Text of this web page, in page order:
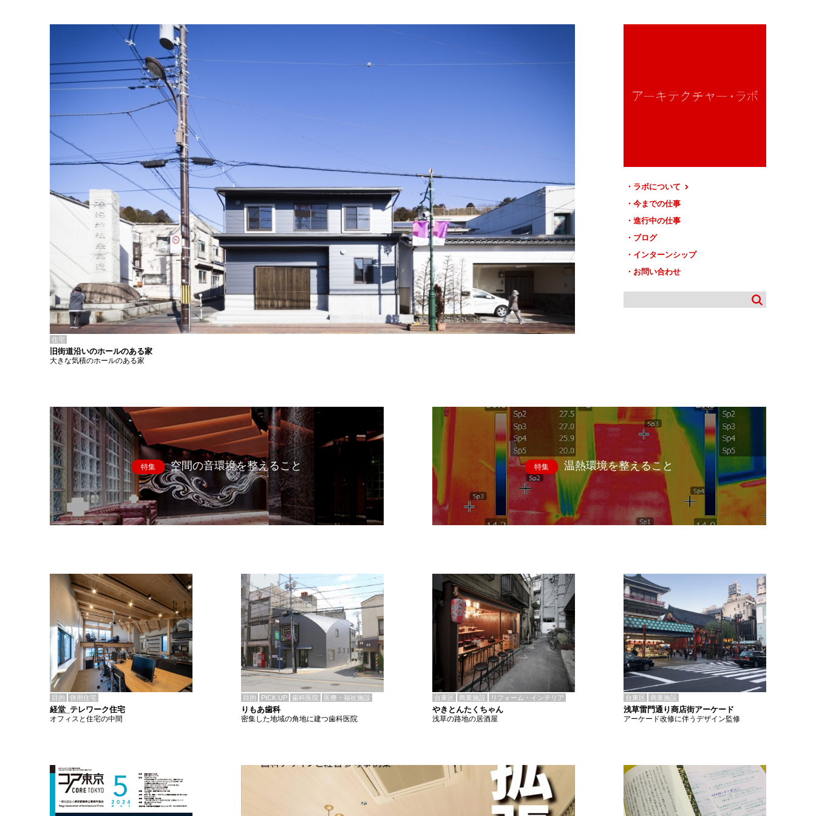
ラボについて
今までの仕事
進行中の仕事
ブログ
インターンシップ
お問い合わせ
住宅
旧街道沿いのホールのある家
大きな気積のホールのある家
特集 空間の音環境を整えること 特集 温熱環境を整えること
目的 併用住宅
経堂_テレワーク住宅
オフィスと住宅の中間
目的 PICK UP 歯科医院 医療・福祉施設
りもあ歯科
密集した地域の角地に建つ歯科医院
台東区 商業施設 リフォーム・インテリア
やきとんたくちゃん
浅草の路地の居酒屋
台東区 商業施設
浅草雷門通り商店街アーケード
アーケード改修に伴うデザイン監修